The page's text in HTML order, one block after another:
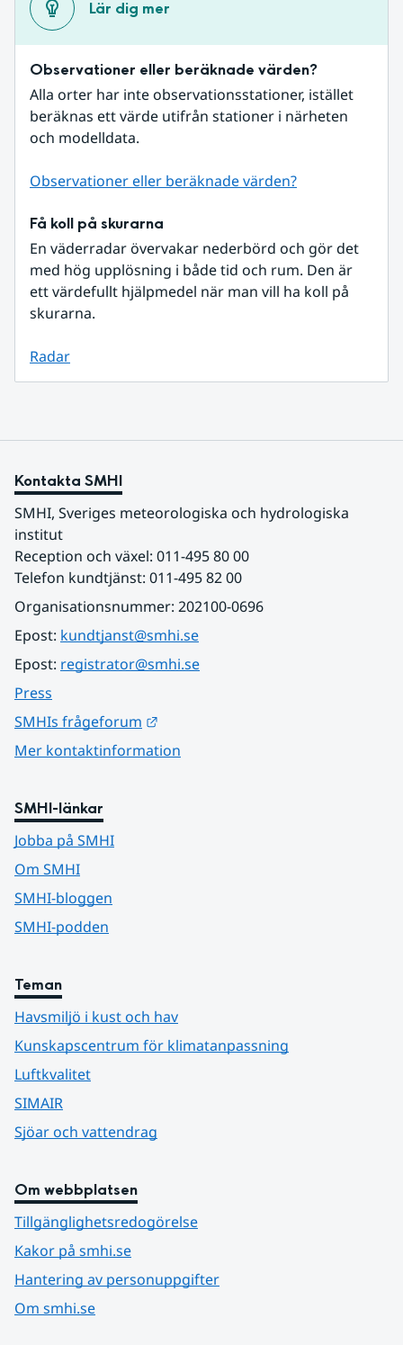
Lär dig mer
Observationer eller beräknade värden?
Alla orter har inte observationsstationer, istället
beräknas ett värde utifrån stationer i närheten
och modelldata.
Observationer eller beräknade värden?
Få koll på skurarna
En väderradar övervakar nederbörd och gör det
med hög upplösning i både tid och rum. Den är
ett värdefullt hjälpmedel när man vill ha koll på
skurarna.
Radar
Kontakta SMHI
SMHI, Sveriges meteorologiska och hydrologiska
institut
Reception och växel: 011-495 80 00
Telefon kundtjänst: 011-495 82 00
Organisationsnummer: 202100-0696
Epost: kundtjanst@smhi.se
Epost: registrator@smhi.se
Press
SMHIs frågeforum
Mer kontaktinformation
SMHI-länkar
Jobba på SMHI
Om SMHI
SMHI-bloggen
SMHI-podden
Teman
Havsmiljö i kust och hav
Kunskapscentrum för klimatanpassning
Luftkvalitet
SIMAIR
Sjöar och vattendrag
Om webbplatsen
Tillgänglighetsredogörelse
Kakor på smhi.se
Hantering av personuppgifter
Om smhi.se